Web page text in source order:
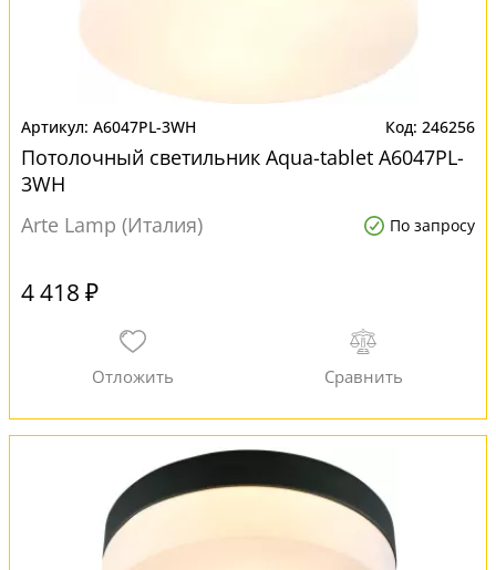
A6047PL-3WH 246256
Потолочный светильник Aqua-tablet A6047PL-
3WH
Arte Lamp (Италия)
По запросу
4 418 ₽